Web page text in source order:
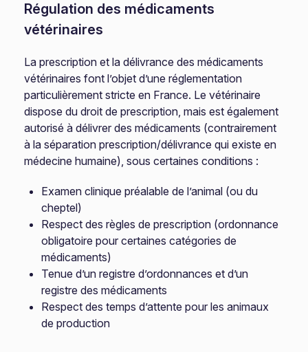
Régulation des médicaments
vétérinaires
La prescription et la délivrance des médicaments
vétérinaires font l’objet d’une réglementation
particulièrement stricte en France. Le vétérinaire
dispose du droit de prescription, mais est également
autorisé à délivrer des médicaments (contrairement
à la séparation prescription/délivrance qui existe en
médecine humaine), sous certaines conditions :
Examen clinique préalable de l’animal (ou du
cheptel)
Respect des règles de prescription (ordonnance
obligatoire pour certaines catégories de
médicaments)
Tenue d’un registre d’ordonnances et d’un
registre des médicaments
Respect des temps d’attente pour les animaux
de production